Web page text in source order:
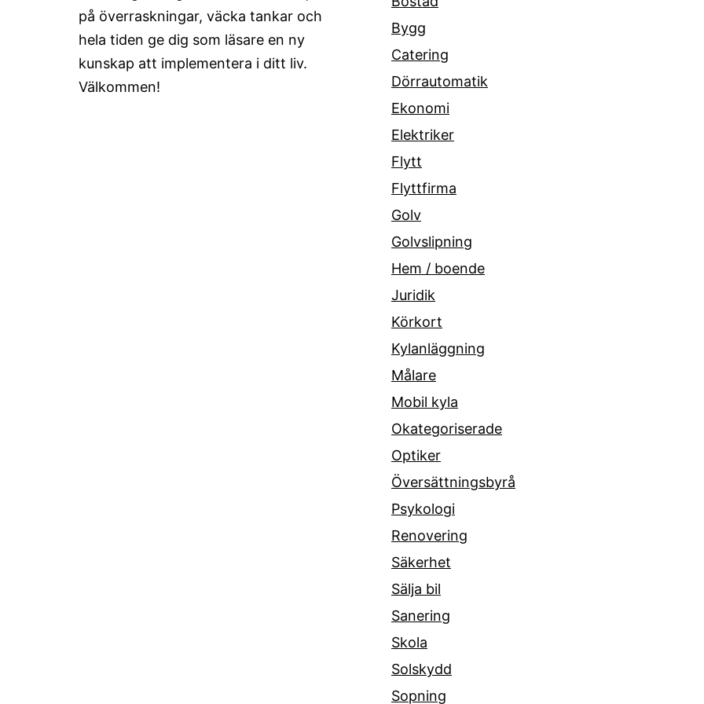
på överraskningar, väcka tankar och
hela tiden ge dig som läsare en ny
kunskap att implementera i ditt liv.
Välkommen!
Bygg
Catering
Dörrautomatik
Ekonomi
Elektriker
Flytt
Flyttfirma
Golv
Golvslipning
Hem / boende
Juridik
Körkort
Kylanläggning
Målare
Mobil kyla
Okategoriserade
Optiker
Översättningsbyrå
Psykologi
Renovering
Säkerhet
Sälja bil
Sanering
Skola
Solskydd
Sopning